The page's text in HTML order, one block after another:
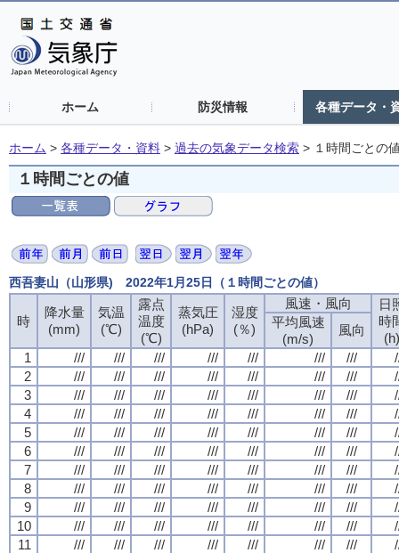
ホーム 防災情報 各種データ・
ホーム > 各種データ・資料 > 過去の気象データ検索 > １時間ごとの
１時間ごとの値
西吾妻山（山形県) 2022年1月25日（１時間ごとの値）
時
降水量
(mm)
気温
(℃)
露点
温度
(℃)
蒸気圧
(hPa)
湿度
(％)
風速・風向
日
時
(h)
平均風速
(m/s)
風向
1
/// /// /// /// /// /// ///
2
/// /// /// /// /// /// ///
3
/// /// /// /// /// /// ///
4
/// /// /// /// /// /// ///
5
/// /// /// /// /// /// ///
6
/// /// /// /// /// /// ///
7
/// /// /// /// /// /// ///
8
/// /// /// /// /// /// ///
9
/// /// /// /// /// /// ///
10
/// /// /// /// /// /// ///
11
/// /// /// /// /// /// ///